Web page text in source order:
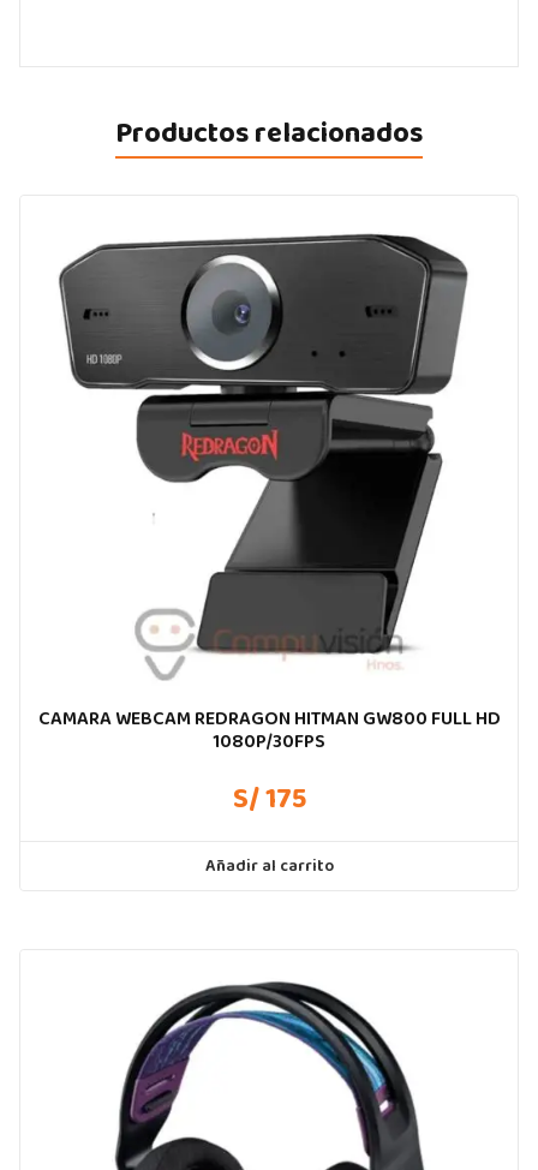
Productos relacionados
CAMARA WEBCAM REDRAGON HITMAN GW800 FULL HD
1080P/30FPS
S/ 175
Añadir al carrito